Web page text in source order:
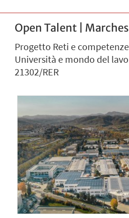
Open Talent |
Progetto Reti e
Università e mondo del
21302/RER